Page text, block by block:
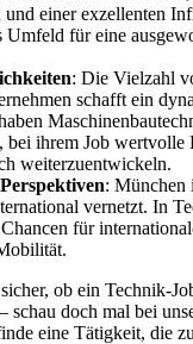
und einer exzellenten
Umfeld für eine
: Die Vielzahl
schafft ein
bei ihrem Job wertvolle
weiterzuentwickeln.
: München
vernetzt. In
für
ob ein Technik-
schau doch mal bei
eine Tätigkeit, die